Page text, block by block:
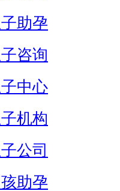
助孕
咨询
中心
机构
公司
助孕